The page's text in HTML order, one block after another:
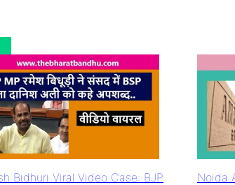
Bidhuri Viral Video Case: BJP
Noida